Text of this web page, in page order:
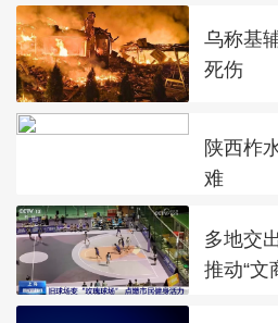
乌称基
死伤
陕西柞
难
多地交
推动“文